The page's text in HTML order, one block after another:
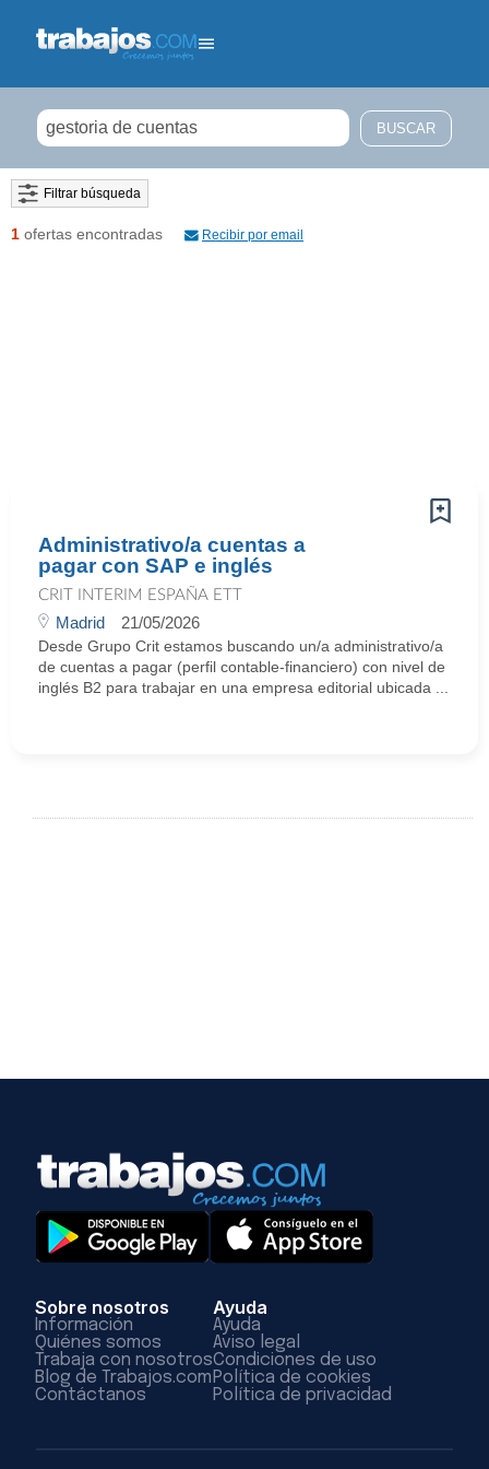
Filtrar búsqueda
1 ofertas encontradas Recibir por email
Administrativo/a cuentas a
pagar con SAP e inglés
CRIT INTERIM ESPAÑA ETT
Madrid 21/05/2026
Desde Grupo Crit estamos buscando un/a administrativo/a
de cuentas a pagar (perfil contable-financiero) con nivel de
inglés B2 para trabajar en una empresa editorial ubicada ...
Sobre nosotros
Información
Quiénes somos
Trabaja con nosotros
Blog de Trabajos.com
Contáctanos
Ayuda
Ayuda
Aviso legal
Condiciones de uso
Política de cookies
Política de privacidad